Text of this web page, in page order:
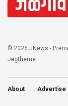
© 2026 JNews -
Jegtheme
About Advertise